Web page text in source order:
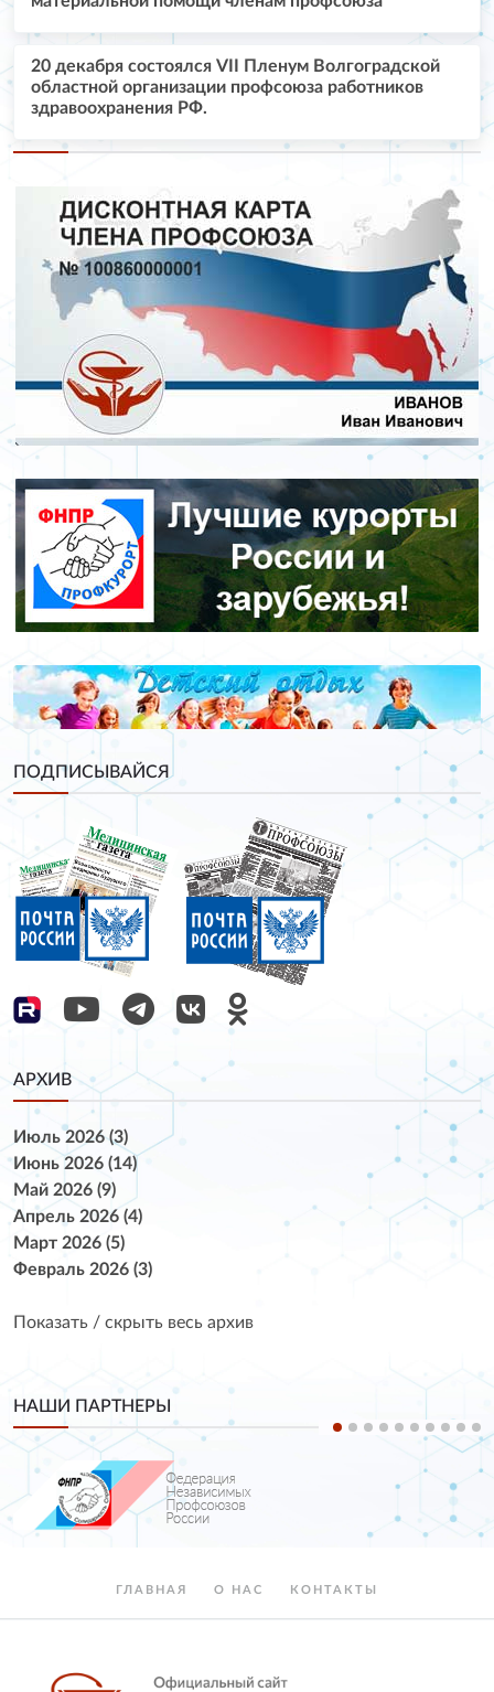
20 декабря состоялся VII Пленум Волгоградской
областной организации профсоюза работников
здравоохранения РФ.
ПОДПИСЫВАЙСЯ
АРХИВ
Июль 2026 (3)
Июнь 2026 (14)
Май 2026 (9)
Апрель 2026 (4)
Март 2026 (5)
Февраль 2026 (3)
Показать / скрыть весь архив
НАШИ ПАРТНЕРЫ
ГЛАВНАЯ О НАС КОНТАКТЫ